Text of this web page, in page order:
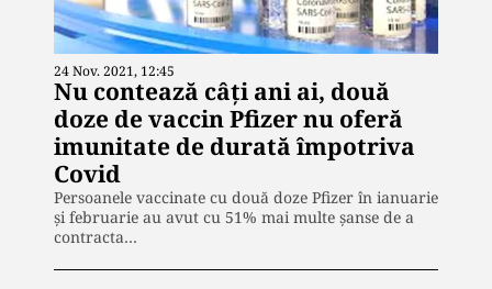
24 Nov. 2021, 12:45
Nu contează câți ani ai, două
doze de vaccin Pfizer nu oferă
imunitate de durată împotriva
Covid
Persoanele vaccinate cu două doze Pfizer în ianuarie
și februarie au avut cu 51% mai multe șanse de a
contracta…